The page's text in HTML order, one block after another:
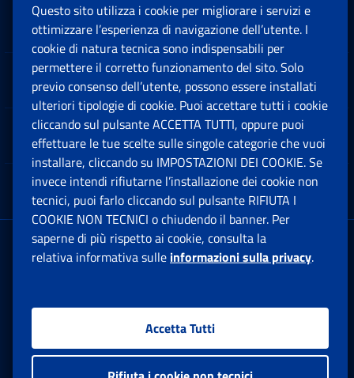
Sedi e Contatti
Software
Note Legali
App mobile
Sede Legale : Via Ciro il Grande, 21
00144 Roma
Facebook: Apre una nuova finestra
Twitter: Apre una nuova finestra
Whatsapp: Apre una nuova
Youtube: Apre una
Instagram:
Questo sito utilizza i cookie per migliorare i servizi e
ottimizzare l’esperienza di navigazione dell’utente. I
cookie di natura tecnica sono indispensabili per
permettere il corretto funzionamento del sito. Solo
previo consenso dell’utente, possono essere installati
ulteriori tipologie di cookie. Puoi accettare tutti i cookie
cliccando sul pulsante ACCETTA TUTTI, oppure puoi
effettuare le tue scelte sulle singole categorie che vuoi
installare, cliccando su IMPOSTAZIONI DEI COOKIE. Se
invece intendi rifiutarne l’installazione dei cookie non
tecnici, puoi farlo cliccando sul pulsante RIFIUTA I
COOKIE NON TECNICI o chiudendo il banner. Per
saperne di più rispetto ai cookie, consulta la
relativa informativa sulle informazioni sulla privacy.
Accetta Tutti